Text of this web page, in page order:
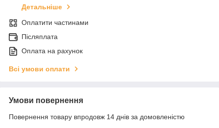
Детальніше
Оплатити частинами
Післяплата
Оплата на рахунок
Всі умови оплати
Умови повернення
Повернення товару впродовж 14 днів за домовленістю